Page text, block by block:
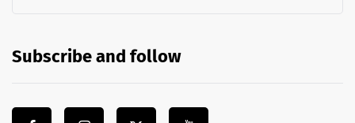
Subscribe and follow